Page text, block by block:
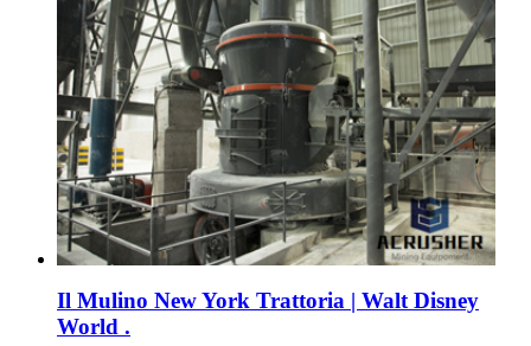
Il Mulino New York Trattoria | Walt Disney
World .